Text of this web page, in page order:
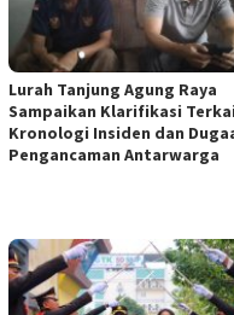
Lurah Tanjung Agung Raya
Sampaikan Klarifikasi
Kronologi Insiden dan
Pengancaman Antarwarga